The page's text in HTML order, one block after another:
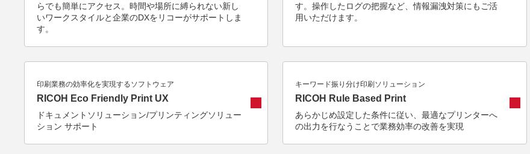
らでも簡単にアクセス。時間や場所に縛られない新し
いワークスタイルと企業のDXをリコーがサポートしま
す。
す。操作したログの把握など、情報漏洩対策にもご活
用いただけます。
印刷業務の効率化を実現するソフトウェア
RICOH Eco Friendly Print UX
ドキュメントソリューション/プリンティングソリュー
ション サポート
キーワード振り分け印刷ソリューション
RICOH Rule Based Print
あらかじめ設定した条件に従い、最適なプリンターへ
の出力を行なうことで業務効率の改善を実現